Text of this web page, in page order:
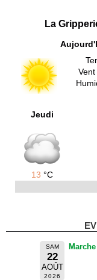
La
Jeudi
13 °C
SAM
22
AOÛT
2026